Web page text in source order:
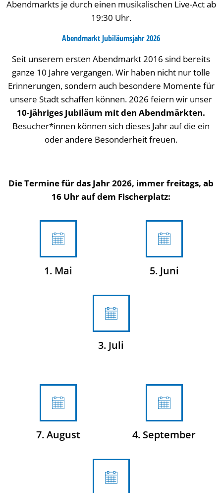
Abendmarkts je durch einen musikalischen Live-Act ab
19:30 Uhr.
Abendmarkt Jubiläumsjahr 2026
Seit unserem ersten Abendmarkt 2016 sind bereits
ganze 10 Jahre vergangen. Wir haben nicht nur tolle
Erinnerungen, sondern auch besondere Momente für
unsere Stadt schaffen können. 2026 feiern wir unser
10‑jähriges Jubiläum mit den Abendmärkten.
Besucher*innen können sich dieses Jahr auf die ein
oder andere Besonderheit freuen.
Die Termine für das Jahr 2026, immer freitags, ab
16 Uhr auf dem Fischerplatz:
1. Mai 5. Juni
3. Juli
7. August 4. September